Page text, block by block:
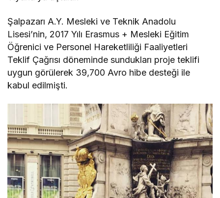
Şalpazarı A.Y. Mesleki ve Teknik Anadolu
Lisesi’nin, 2017 Yılı Erasmus + Mesleki Eğitim
Öğrenici ve Personel Hareketliliği Faaliyetleri
Teklif Çağrısı döneminde sundukları proje teklifi
uygun görülerek 39,700 Avro hibe desteği ile
kabul edilmişti.